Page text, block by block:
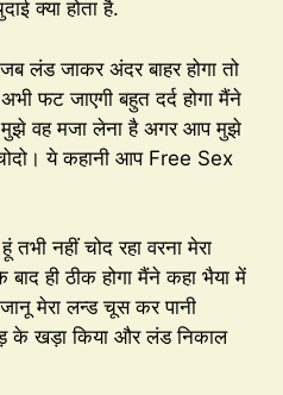
क्या होता है.
लंड जाकर अंदर बाहर होगा तो
फट जाएगी बहुत दर्द होगा मैंने
मुझे वह मजा लेना है अगर आप मुझे
ये कहानी आप Free Sex
नहीं चोद रहा वरना मेरा
ही ठीक होगा मैंने कहा भैया में
मेरा लन्ड चूस कर पानी
के खड़ा किया और लंड निकाल